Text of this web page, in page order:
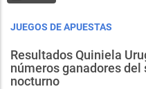
JUEGOS DE APUESTAS
Resultados Quiniela
números ganadores
nocturno